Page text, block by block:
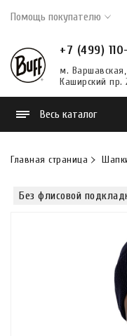
Помощь покупателю
+7 (499)
м. Варшавская,
Каширский пр.
Весь каталог
Главная страница
Без флисовой